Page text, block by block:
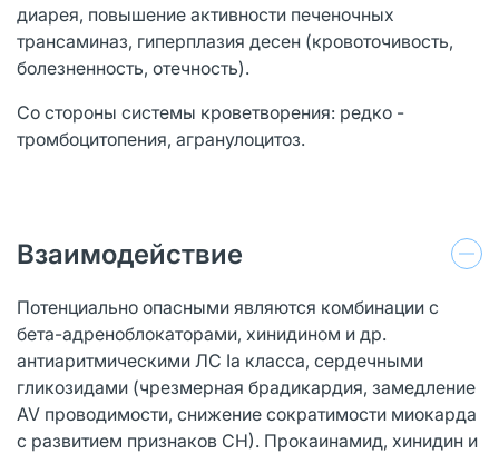
диарея, повышение активности печеночных
трансаминаз, гиперплазия десен (кровоточивость,
болезненность, отечность).
Со стороны системы кроветворения: редко -
тромбоцитопения, агранулоцитоз.
Взаимодействие
Потенциально опасными являются комбинации с
бета-адреноблокаторами, хинидином и др.
антиаритмическими ЛС Ia класса, сердечными
гликозидами (чрезмерная брадикардия, замедление
AV проводимости, снижение сократимости миокарда
с развитием признаков СН). Прокаинамид, хинидин и